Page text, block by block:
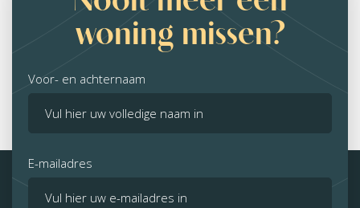
woning missen?
Voor- en achternaam
E-mailadres